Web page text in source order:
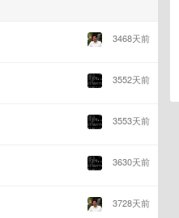
3468天前
3552天前
3553天前
3630天前
3728天前